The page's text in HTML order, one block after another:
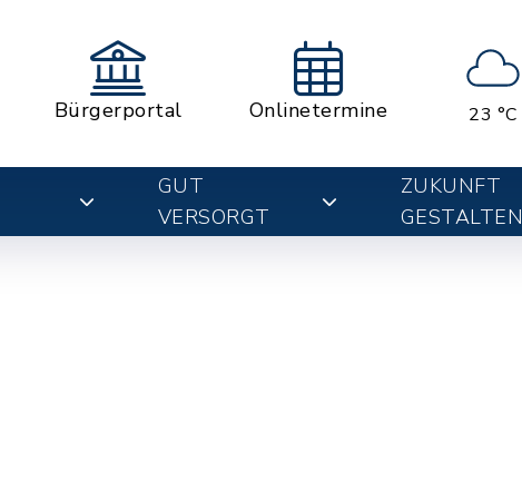
Bürgerportal Onlinetermine 23 °C
GUT
VERSORGT
ZUKUNFT
GESTALTEN